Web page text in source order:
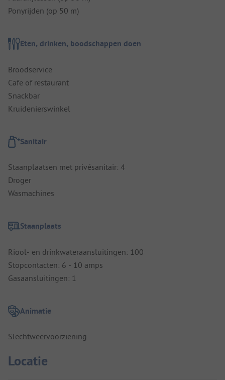
Ponyrijden (op 50 m)
Eten, drinken, boodschappen doen
Broodservice
Cafe of restaurant
Snackbar
Kruidenierswinkel
Sanitair
Staanplaatsen met privésanitair: 4
Droger
Wasmachines
Staanplaats
Riool- en drinkwateraansluitingen: 100
Stopcontacten: 6 - 10 amps
Gasaansluitingen: 1
Animatie
Slechtweervoorziening
Locatie